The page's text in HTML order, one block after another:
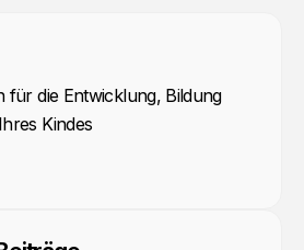
für die Entwicklung, Bildung
Kindes